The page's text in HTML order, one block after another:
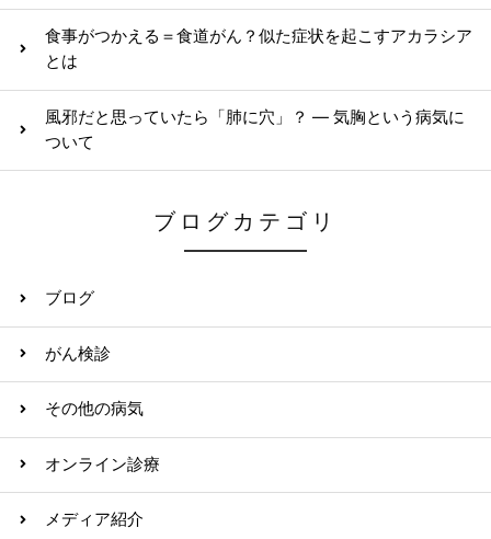
食事がつかえる＝食道がん？似た症状を起こすアカラシア
とは
風邪だと思っていたら「肺に穴」？ ― 気胸という病気に
ついて
ブログカテゴリ
ブログ
がん検診
その他の病気
オンライン診療
メディア紹介